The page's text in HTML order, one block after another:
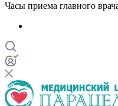
Часы приема главного